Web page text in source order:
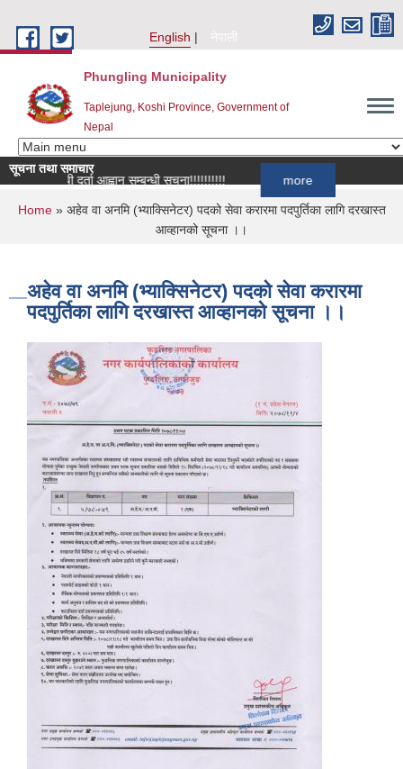
English
नेपाली
Phungling Municipality
Taplejung, Koshi Province, Government of
Nepal
सूचना तथा समाचार
सूची दर्ता आह्वान सम्बन्धी सूचना!!!!!!!!!!
You are here
Home» अहेव वा अनमि (भ्याक्सिनेटर) पदको सेवा करारमा पदपुर्तिका लागि दरखास्त
आव्हानको सूचना ।।
अहेव वा अनमि (भ्याक्सिनेटर) पदको सेवा करारमा
पदपुर्तिका लागि दरखास्त आव्हानको सूचना ।।